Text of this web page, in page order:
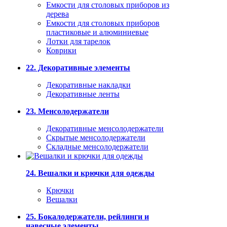
Емкости для столовых приборов из
дерева
Емкости для столовых приборов
пластиковые и алюминиевые
Лотки для тарелок
Коврики
22. Декоративные элементы
Декоративные накладки
Декоративные ленты
23. Менсолодержатели
Декоративные менсолодержатели
Скрытые менсолодержатели
Складные менсолодержатели
24. Вешалки и крючки для одежды
Крючки
Вешалки
25. Бокалодержатели, рейлинги и